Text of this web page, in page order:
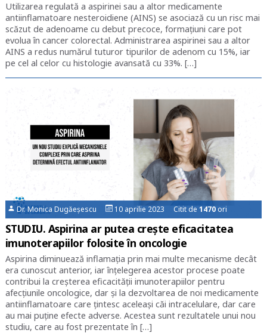
Utilizarea regulată a aspirinei sau a altor medicamente
antiinflamatoare nesteroidiene (AINS) se asociază cu un risc mai
scăzut de adenoame cu debut precoce, formaţiuni care pot
evolua în cancer colorectal. Administrarea aspirinei sau a altor
AINS a redus numărul tuturor tipurilor de adenom cu 15%, iar
pe cel al celor cu histologie avansată cu 33%. […]
Dr. Monica Dugăeșescu 10 aprilie 2023 Citit de1470ori
STUDIU. Aspirina ar putea crește eficacitatea
imunoterapiilor folosite în oncologie
Aspirina diminuează inflamaţia prin mai multe mecanisme decât
era cunoscut anterior, iar înţelegerea acestor procese poate
contribui la creşterea eficacităţii imunoterapiilor pentru
afecţiunile oncologice, dar şi la dezvoltarea de noi medicamente
antiinflamatoare care ţintesc aceleaşi căi intracelulare, dar care
au mai puţine efecte adverse. Acestea sunt rezultatele unui nou
studiu, care au fost prezentate în […]